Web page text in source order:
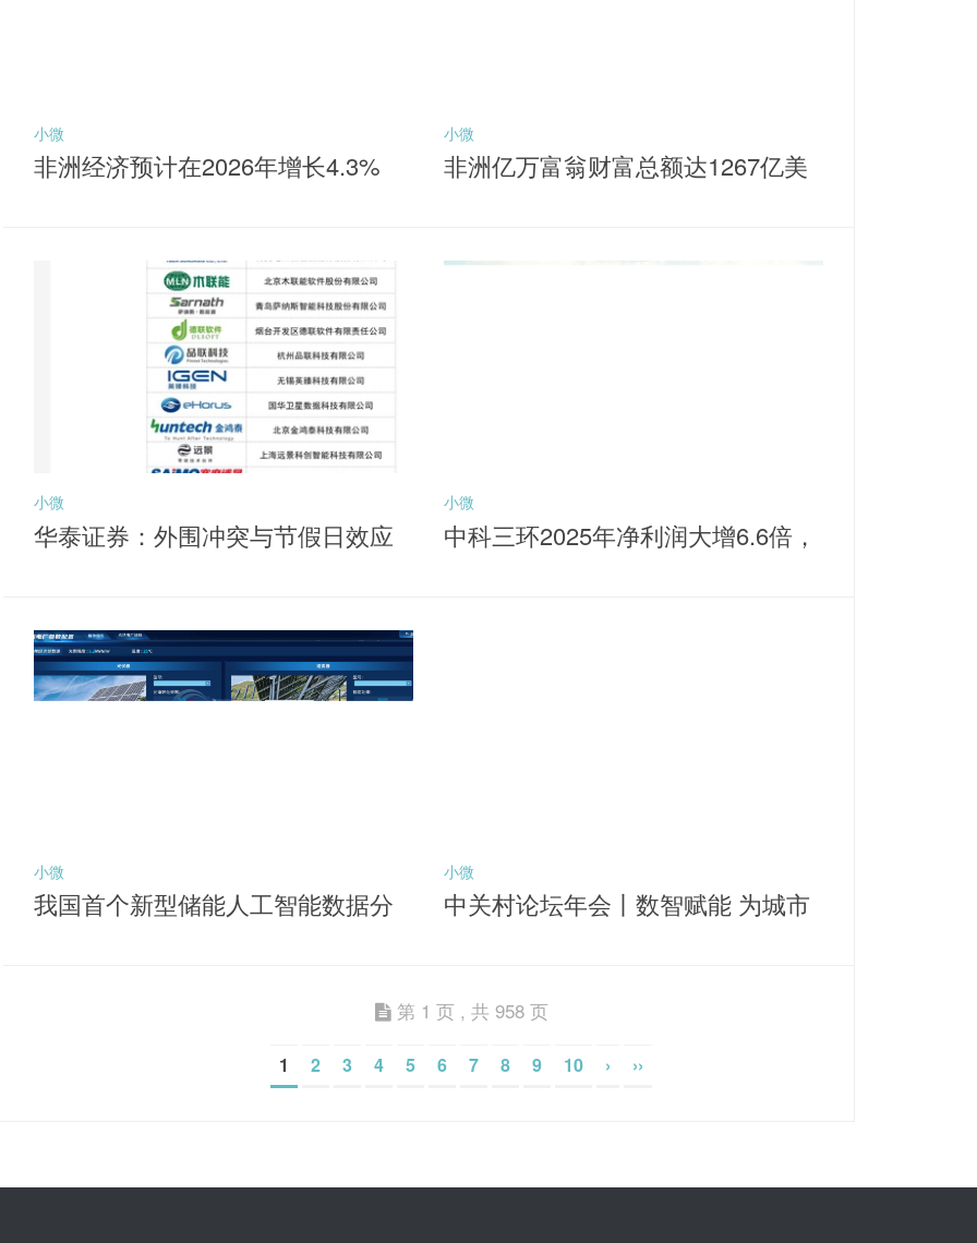
小微
非洲经济预计在2026年增长4.3%
小微
非洲亿万富翁财富总额达1267亿美
小微
华泰证券：外围冲突与节假日效应
小微
中科三环2025年净利润大增6.6倍，
小微
我国首个新型储能人工智能数据分
小微
中关村论坛年会丨数智赋能 为城市
第 1 页 , 共 958 页
1 2 3 4 5 6 7 8 9 10 › ››